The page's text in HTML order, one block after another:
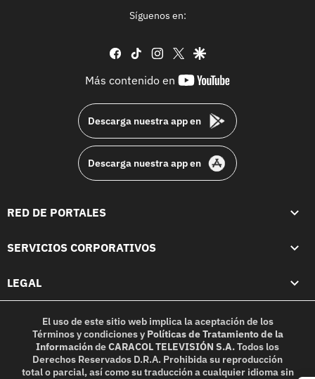
Síguenos en:
facebook
tiktok instagram
twittergoogle
Más contenido en
youtube-
Descarga nuestra app en
Descarga nuestra app en
RED DE PORTALES
SERVICIOS CORPORATIVOS
LEGAL
El uso de este sitio web implica la aceptación de los
Términos y condicionesy Políticas de Tratamiento de la
InformacióndeCARACOL TELEVISIÓN S.A.Todos los
Derechos Reservados D.R.A. Prohibida su reproducción
total o parcial, así como su traducción a cualquier idioma sin